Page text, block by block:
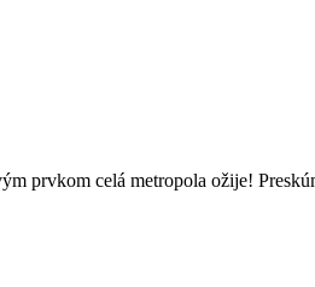
prvkom celá metropola ožije!